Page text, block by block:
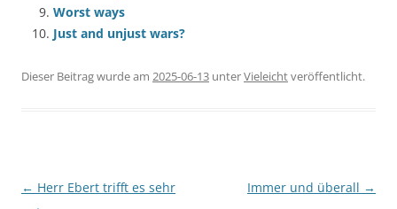
Worst ways
Just and unjust wars?
Dieser Beitrag wurde am 2025-06-13 unterVieleichtveröffentlicht.
Beitragsnavigation
← Herr Ebert trifft es sehr
Immer und überall →